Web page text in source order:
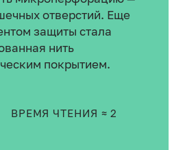
отверстий. Еще
защиты стала
нить
покрытием.
ВРЕМЯ ЧТЕНИЯ ≈ 2